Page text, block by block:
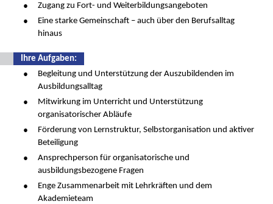
Zugang zu Fort- und Weiterbildungsangeboten
Eine starke Gemeinschaft – auch über den Berufsalltag
hinaus
Ihre Aufgaben:
Begleitung und Unterstützung der Auszubildenden im
Ausbildungsalltag
Mitwirkung im Unterricht und Unterstützung
organisatorischer Abläufe
Förderung von Lernstruktur, Selbstorganisation und aktiver
Beteiligung
Ansprechperson für organisatorische und
ausbildungsbezogene Fragen
Enge Zusammenarbeit mit Lehrkräften und dem
Akademieteam